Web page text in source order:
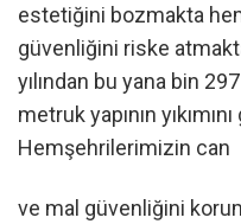
estetiğini bozmakta
güvenliğini riske
yılından bu yana bin
metruk yapının
Hemşehrilerimizin can
ve mal güvenliğini